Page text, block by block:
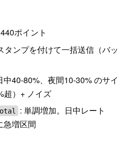
ポイント
ンプを付けて一括送信（バッ
中40-80%、夜間10-30% のサイ
超）+ ノイズ
: 単調増加。日中レート
急増区間